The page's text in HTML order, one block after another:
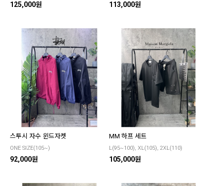
125,000원 113,000원
스투시 자수 윈드자켓
ONE SIZE(105~)
92,000원
MM 하프 세트
L(95~100), XL(105), 2XL(110)
105,000원